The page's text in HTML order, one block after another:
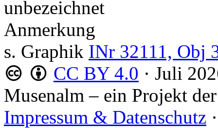
unbezeichnet
Anmerkung
s. Graphik INr 32111, Obj
CC BY 4.0 · Juli
Musenalm – ein Projekt der
Impressum & Datenschutz ·